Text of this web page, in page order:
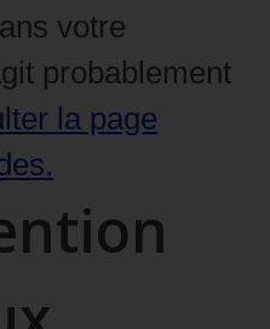
votre
probablement
la page